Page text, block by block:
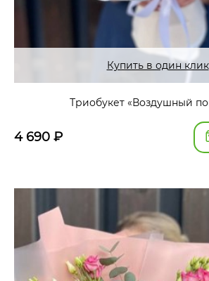
Купить в один клик
Триобукет «Воздушный
4 690 ₽